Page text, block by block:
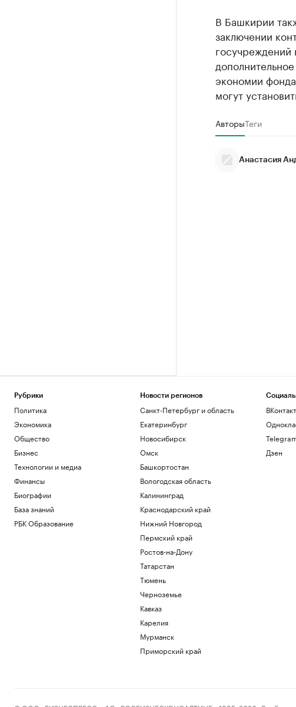
В Башкирии
заключении
госучреждений
экономии
могут
АвторыТеги
Анастасия
Рубрики
Политика
Экономика
Общество
Бизнес
Технологии и медиа
Финансы
Биографии
База знаний
РБК Образование
Новости регионов
Санкт-Петербург и область
Екатеринбург
Новосибирск
Омск
Башкортостан
Вологодская область
Калининград
Краснодарский край
Нижний Новгород
Пермский край
Ростов-на-Дону
Татарстан
Тюмень
Черноземье
Кавказ
Карелия
Мурманск
Приморский край
Дзен